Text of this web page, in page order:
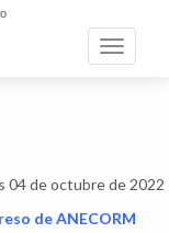
Toggle
04 de octubre de 2022
de ANECORM